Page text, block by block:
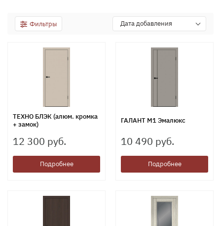
Фильтры Дата добавления
ТЕХНО БЛЭК (алюм. кромка
+ замок)
12 300 руб.
Подробнее
ГАЛАНТ М1 Эмалюкс
10 490 руб.
Подробнее